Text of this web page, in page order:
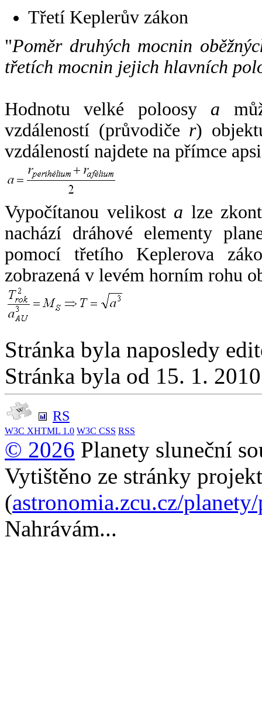
Třetí Keplerův zákon
"Poměr druhých mocnin
třetích mocnin jejich hlavních
Hodnotu velké poloosy a
vzdáleností (průvodiče r)
vzdáleností najdete na přímce
Vypočítanou velikost a lze
nachází dráhové elementy
pomocí třetího Keplerova
zobrazená v levém horním rohu
Stránka byla naposledy
Stránka byla od 15. 1.
RS
W3C XHTML 1.0 W3C CSS RSS
© 2026 Planety sluneční
Vytištěno ze stránky
(astronomia.zcu.cz/
Nahrávám...